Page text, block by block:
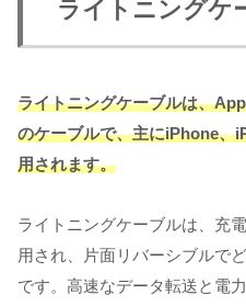
ライトニングケ
ライトニングケーブルは、
のケーブルで、主にiPhone、
用されます。
ライトニングケーブルは、充
用され、片面リバーシブルで
です。高速なデータ転送と電